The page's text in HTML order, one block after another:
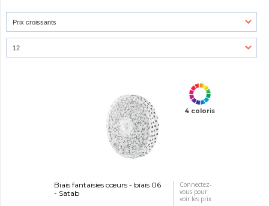
4 coloris
Biais fantaisies cœurs - biais 06
- Satab
Connectez-
vous pour
voir les prix